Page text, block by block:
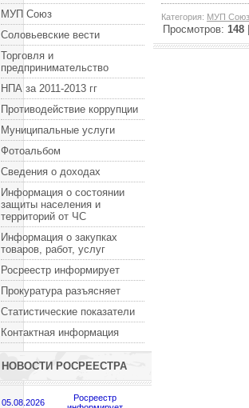
МУП Союз
Соловьевские вести
Торговля и
предпринимательство
НПА за 2011-2013 гг
Противодействие коррупции
Муниципальные услуги
Фотоальбом
Сведения о доходах
Информация о состоянии
защиты населения и
территорий от ЧС
Информация о закупках
товаров, работ, услуг
Росреестр информирует
Прокуратура разъясняет
Статистические показатели
Контактная информация
НОВОСТИ РОСРЕЕСТРА
05.08.2026
Росреестр
Категория: МУП Союз
Просмотров: 148